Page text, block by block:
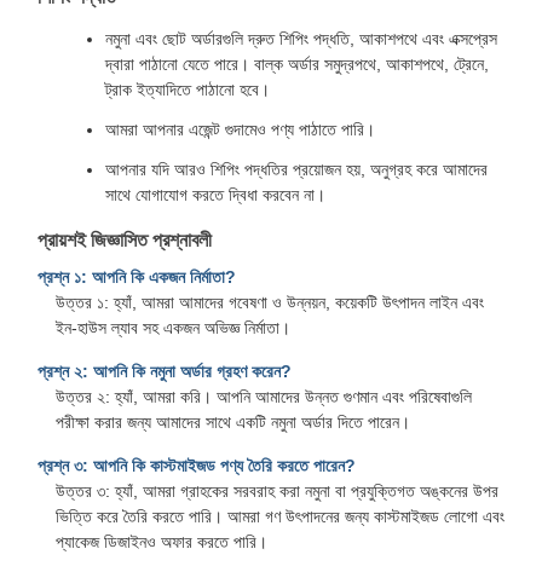
নমুনা এবং ছোট অর্ডারগুলি দ্রুত শিপিং পদ্ধতি, আকাশপথে এবং এক্সপ্রেস
দ্বারা পাঠানো যেতে পারে। বাল্ক অর্ডার সমুদ্রপথে, আকাশপথে, ট্রেনে,
ট্রাক ইত্যাদিতে পাঠানো হবে।
আমরা আপনার এজেন্ট গুদামেও পণ্য পাঠাতে পারি।
আপনার যদি আরও শিপিং পদ্ধতির প্রয়োজন হয়, অনুগ্রহ করে আমাদের
সাথে যোগাযোগ করতে দ্বিধা করবেন না।
প্রায়শই জিজ্ঞাসিত প্রশ্নাবলী
প্রশ্ন ১: আপনি কি একজন নির্মাতা?
উত্তর ১: হ্যাঁ, আমরা আমাদের গবেষণা ও উন্নয়ন, কয়েকটি উৎপাদন লাইন এবং
ইন-হাউস ল্যাব সহ একজন অভিজ্ঞ নির্মাতা।
প্রশ্ন ২: আপনি কি নমুনা অর্ডার গ্রহণ করেন?
উত্তর ২: হ্যাঁ, আমরা করি। আপনি আমাদের উন্নত গুণমান এবং পরিষেবাগুলি
পরীক্ষা করার জন্য আমাদের সাথে একটি নমুনা অর্ডার দিতে পারেন।
প্রশ্ন ৩: আপনি কি কাস্টমাইজড পণ্য তৈরি করতে পারেন?
উত্তর ৩: হ্যাঁ, আমরা গ্রাহকের সরবরাহ করা নমুনা বা প্রযুক্তিগত অঙ্কনের উপর
ভিত্তি করে তৈরি করতে পারি। আমরা গণ উৎপাদনের জন্য কাস্টমাইজড লোগো এবং
প্যাকেজ ডিজাইনও অফার করতে পারি।